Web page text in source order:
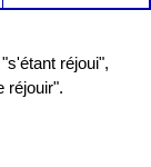
"s'étant réjoui",
réjouir".